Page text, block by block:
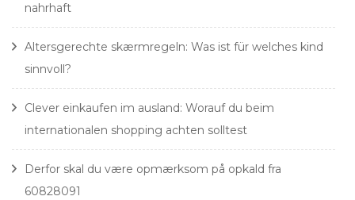
nahrhaft
Altersgerechte skærmregeln: Was ist für welches kind
sinnvoll?
Clever einkaufen im ausland: Worauf du beim
internationalen shopping achten solltest
Derfor skal du være opmærksom på opkald fra
60828091